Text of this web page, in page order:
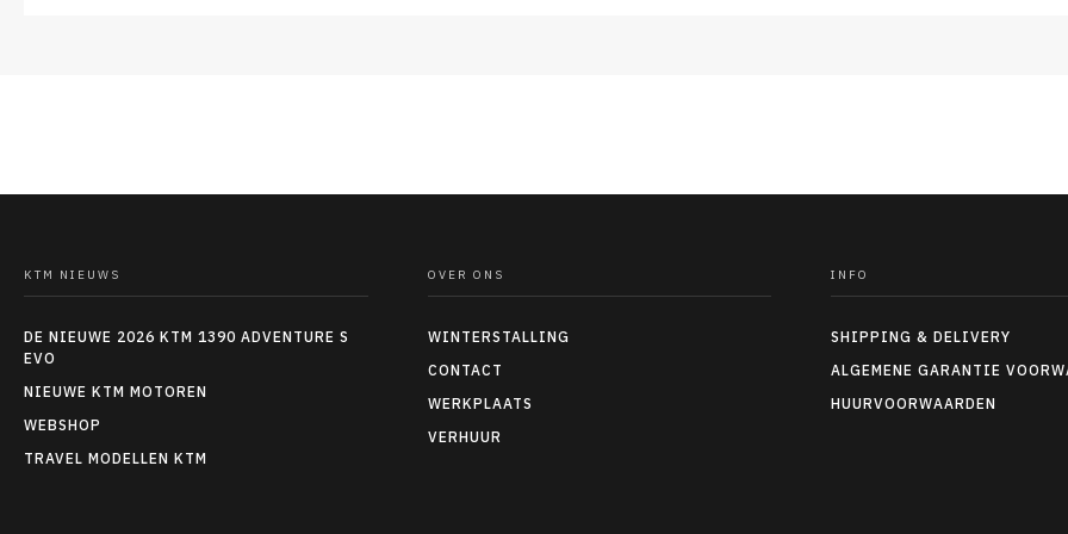
KTM NIEUWS
DE NIEUWE 2026 KTM 1390 ADVENTURE S
EVO
NIEUWE KTM MOTOREN
WEBSHOP
TRAVEL MODELLEN KTM
OVER ONS
WINTERSTALLING
CONTACT
WERKPLAATS
VERHUUR
INFO
SHIPPING & DELIVERY
ALGEMENE GARANTIE
HUURVOORWAARDEN